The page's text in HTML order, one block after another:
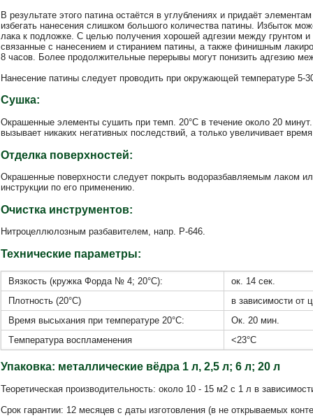
В результате этого патина остаётся в углублениях и придаёт
избегать нанесения слишком большого количества патины. Избыток
лака к подложке. С целью получения хорошей адгезии между грунтом
связанные с нанесением и стиранием патины, а также финишным
8 часов. Более продолжительные перерывы могут понизить адгезию
Нанесение патины следует проводить при окружающей температуре 5-
Сушка:
Окрашенные элементы сушить при темп. 20°C в течение около 20
вызывает никаких негативных последствий, а только увеличивает
Отделка поверхностей:
Окрашенные поверхности следует покрыть водоразбавляемым лаком
инструкции по его применению.
Очистка инструментов:
Нитроцеллюлозным разбавителем, напр. Р-646.
Технические параметры:
Вязкость (кружка Форда № 4; 20°C):
oк. 14 сек.
Плотность (20°C)
в зависимости от
Время высыхания при температуре 20°С:
Ок. 20 мин.
Tемпература воспламенения
<23°C
Упаковка: металлические вёдра 1 л, 2,5 л; 6 л; 20 л
Теоретическая производительность: около 10 - 15 м2 с 1 л в
Срок гарантии: 12 месяцев с даты изготовления (в не открываемых